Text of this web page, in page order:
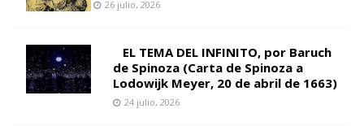
26 julio, 2026
EL TEMA DEL INFINITO, por Baruch
de Spinoza (Carta de Spinoza a
Lodowijk Meyer, 20 de abril de 1663)
24 julio, 2026